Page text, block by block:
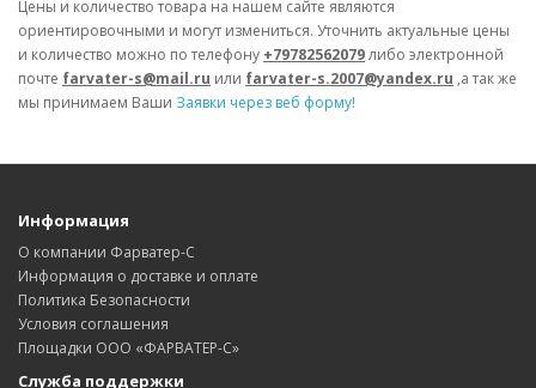
Цены и количество товара на нашем сайте являются
ориентировочными и могут измениться. Уточнить актуальные цены
и количество можно по телефону +79782562079либо электронной
почте farvater-s@mail.ru или farvater-s.2007@yandex.ru ,а так же
мы принимаем Ваши Заявки через веб форму!
Информация
О компании Фарватер-С
Информация о доставке и оплате
Политика Безопасности
Условия соглашения
Площадки ООО «ФАРВАТЕР-С»
Служба поддержки